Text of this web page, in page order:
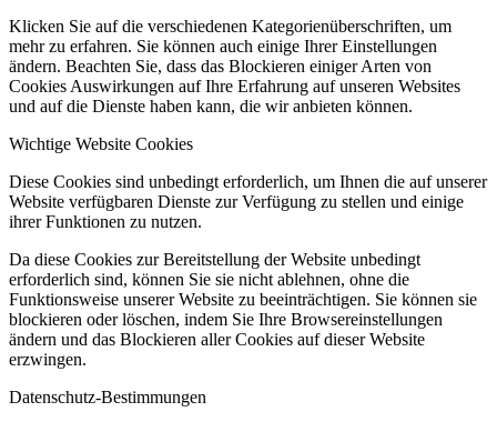
Klicken Sie auf die verschiedenen Kategorienüberschriften, um
mehr zu erfahren. Sie können auch einige Ihrer Einstellungen
ändern. Beachten Sie, dass das Blockieren einiger Arten von
Cookies Auswirkungen auf Ihre Erfahrung auf unseren Websites
und auf die Dienste haben kann, die wir anbieten können.
Wichtige Website Cookies
Diese Cookies sind unbedingt erforderlich, um Ihnen die auf unserer
Website verfügbaren Dienste zur Verfügung zu stellen und einige
ihrer Funktionen zu nutzen.
Da diese Cookies zur Bereitstellung der Website unbedingt
erforderlich sind, können Sie sie nicht ablehnen, ohne die
Funktionsweise unserer Website zu beeinträchtigen. Sie können sie
blockieren oder löschen, indem Sie Ihre Browsereinstellungen
ändern und das Blockieren aller Cookies auf dieser Website
erzwingen.
Datenschutz-Bestimmungen